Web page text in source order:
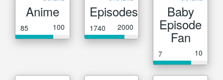
Anime
85 100
Episodes
1740 2000
Baby
Episode
Fan
7 10